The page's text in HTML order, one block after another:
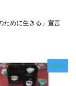
ために生きる」宣言